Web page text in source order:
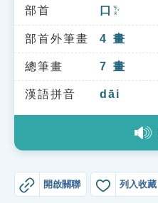
索引選單
知識索引
單字索引
生命大百科索引
教學應用
部首 口 ㄎㄡˇ
部首外筆畫 4 畫
總筆畫 7 畫
漢語拼音 dāi
開啟關聯 列入收藏